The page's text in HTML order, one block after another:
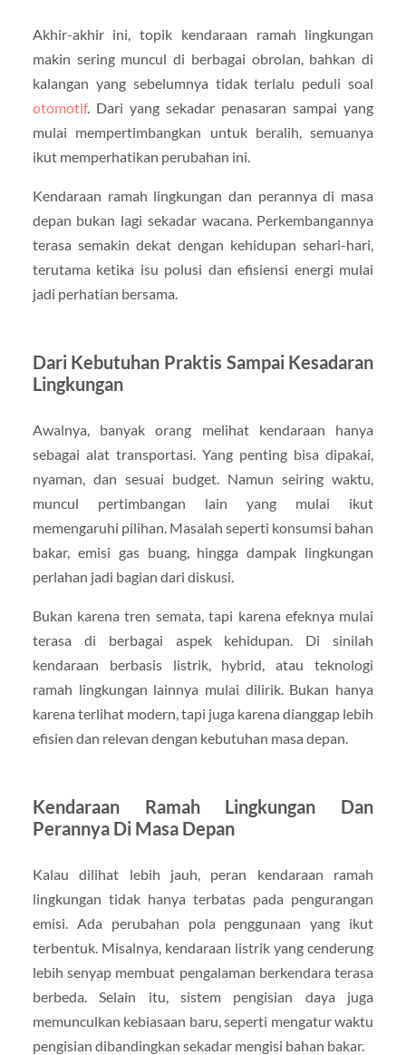
Akhir-akhir ini, topik kendaraan ramah lingkungan
makin sering muncul di berbagai obrolan, bahkan di
kalangan yang sebelumnya tidak terlalu peduli soal
otomotif. Dari yang sekadar penasaran sampai yang
mulai mempertimbangkan untuk beralih, semuanya
ikut memperhatikan perubahan ini.
Kendaraan ramah lingkungan dan perannya di masa
depan bukan lagi sekadar wacana. Perkembangannya
terasa semakin dekat dengan kehidupan sehari-hari,
terutama ketika isu polusi dan efisiensi energi mulai
jadi perhatian bersama.
Dari Kebutuhan Praktis Sampai Kesadaran
Lingkungan
Awalnya, banyak orang melihat kendaraan hanya
sebagai alat transportasi. Yang penting bisa dipakai,
nyaman, dan sesuai budget. Namun seiring waktu,
muncul pertimbangan lain yang mulai ikut
memengaruhi pilihan. Masalah seperti konsumsi bahan
bakar, emisi gas buang, hingga dampak lingkungan
perlahan jadi bagian dari diskusi.
Bukan karena tren semata, tapi karena efeknya mulai
terasa di berbagai aspek kehidupan. Di sinilah
kendaraan berbasis listrik, hybrid, atau teknologi
ramah lingkungan lainnya mulai dilirik. Bukan hanya
karena terlihat modern, tapi juga karena dianggap lebih
efisien dan relevan dengan kebutuhan masa depan.
Kendaraan Ramah Lingkungan Dan
Perannya Di Masa Depan
Kalau dilihat lebih jauh, peran kendaraan ramah
lingkungan tidak hanya terbatas pada pengurangan
emisi. Ada perubahan pola penggunaan yang ikut
terbentuk. Misalnya, kendaraan listrik yang cenderung
lebih senyap membuat pengalaman berkendara terasa
berbeda. Selain itu, sistem pengisian daya juga
memunculkan kebiasaan baru, seperti mengatur waktu
pengisian dibandingkan sekadar mengisi bahan bakar.